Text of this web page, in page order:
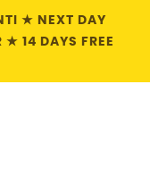
★ NEXT DAY
★ 14 DAYS FREE